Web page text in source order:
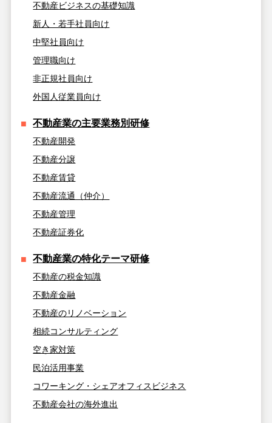
不動産ビジネスの基礎知識
新人・若手社員向け
中堅社員向け
管理職向け
非正規社員向け
外国人従業員向け
不動産業の主要業務別研修
不動産開発
不動産分譲
不動産賃貸
不動産流通（仲介）
不動産管理
不動産証券化
不動産業の特化テーマ研修
不動産の税金知識
不動産金融
不動産のリノベーション
相続コンサルティング
空き家対策
民泊活用事業
コワーキング・シェアオフィスビジネス
不動産会社の海外進出